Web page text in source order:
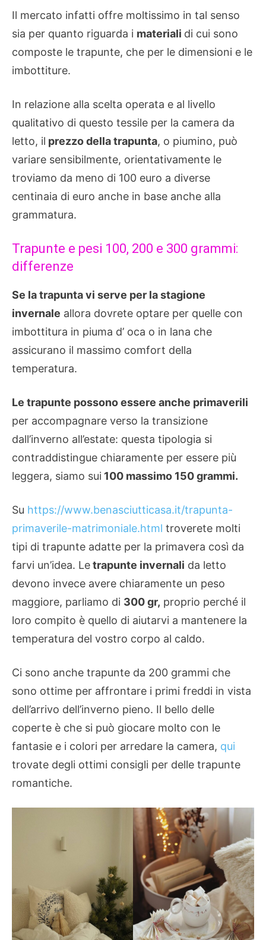
Il mercato infatti offre moltissimo in tal senso
sia per quanto riguarda i materiali di cui sono
composte le trapunte, che per le dimensioni e le
imbottiture.
In relazione alla scelta operata e al livello
qualitativo di questo tessile per la camera da
letto, il prezzo della trapunta, o piumino, può
variare sensibilmente, orientativamente le
troviamo da meno di 100 euro a diverse
centinaia di euro anche in base anche alla
grammatura.
Trapunte e pesi 100, 200 e 300 grammi:
differenze
Se la trapunta vi serve per la stagione
invernale allora dovrete optare per quelle con
imbottitura in piuma d’ oca o in lana che
assicurano il massimo comfort della
temperatura.
Le trapunte possono essere anche primaverili
per accompagnare verso la transizione
dall’inverno all’estate: questa tipologia si
contraddistingue chiaramente per essere più
leggera, siamo sui 100 massimo 150 grammi.
Su https://www.benasciutticasa.it/trapunta-
primaverile-matrimoniale.html troverete molti
tipi di trapunte adatte per la primavera così da
farvi un’idea. Letrapunte invernali da letto
devono invece avere chiaramente un peso
maggiore, parliamo di 300 gr, proprio perché il
loro compito è quello di aiutarvi a mantenere la
temperatura del vostro corpo al caldo.
Ci sono anche trapunte da 200 grammi che
sono ottime per affrontare i primi freddi in vista
dell’arrivo dell’inverno pieno. Il bello delle
coperte è che si può giocare molto con le
fantasie e i colori per arredare la camera, qui
trovate degli ottimi consigli per delle trapunte
romantiche.